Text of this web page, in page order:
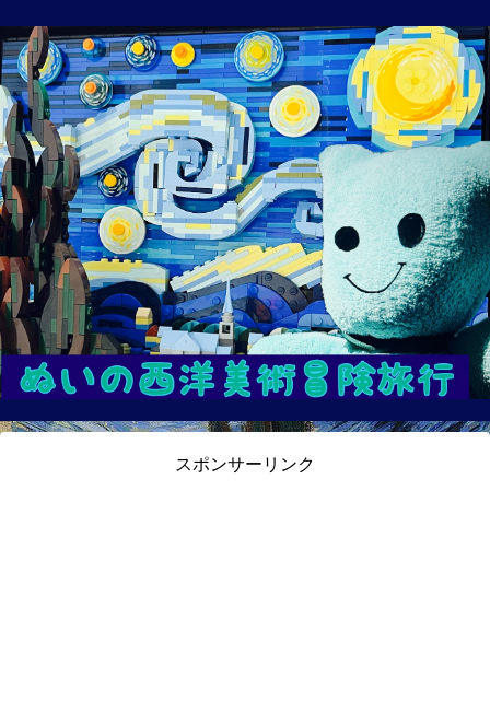
スポンサーリンク